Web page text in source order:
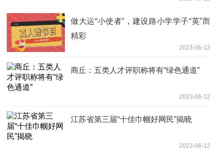
做大运“小使者”，建设路小学学子“英”而
精彩
2023-06-12
商丘：五类人才评职称将有“绿色通道”
2023-06-12
江苏省第三届“十佳巾帼好网民”揭晓
2023-06-12